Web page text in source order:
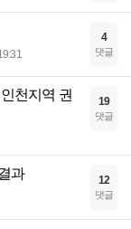
4
댓글
천지역 권
19
댓글
과 12
댓글